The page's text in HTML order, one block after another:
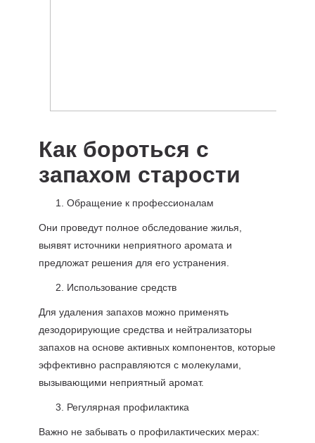
Как бороться с
запахом старости
Обращение к профессионалам
Они проведут полное обследование жилья,
выявят источники неприятного аромата и
предложат решения для его устранения.
Использование средств
Для удаления запахов можно применять
дезодорирующие средства и нейтрализаторы
запахов на основе активных компонентов, которые
эффективно расправляются с молекулами,
вызывающими неприятный аромат.
Регулярная профилактика
Важно не забывать о профилактических мерах: